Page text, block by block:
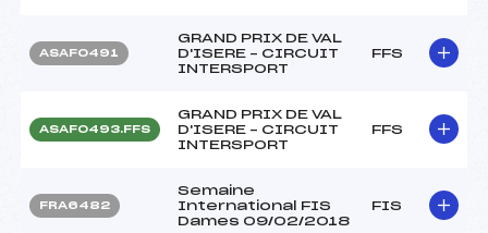
ASAF0491
GRAND PRIX DE VAL
D'ISERE – CIRCUIT
INTERSPORT
FFS
ASAF0493.FFS
GRAND PRIX DE VAL
D'ISERE – CIRCUIT
INTERSPORT
FFS
FRA6482
Semaine
International FIS
Dames 09/02/2018
FIS